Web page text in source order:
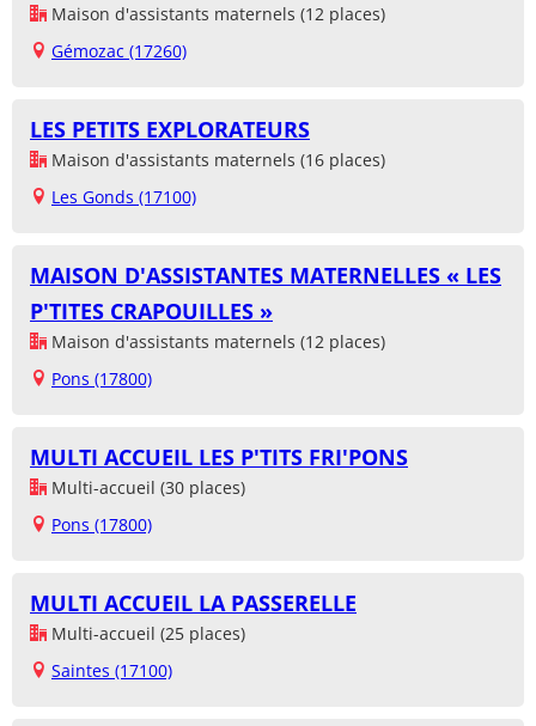
Maison d'assistants maternels (12 places)
Gémozac (17260)
LES PETITS EXPLORATEURS
Maison d'assistants maternels (16 places)
Les Gonds (17100)
MAISON D'ASSISTANTES MATERNELLES « LES
P'TITES CRAPOUILLES »
Maison d'assistants maternels (12 places)
Pons (17800)
MULTI ACCUEIL LES P'TITS FRI'PONS
Multi-accueil (30 places)
Pons (17800)
MULTI ACCUEIL LA PASSERELLE
Multi-accueil (25 places)
Saintes (17100)